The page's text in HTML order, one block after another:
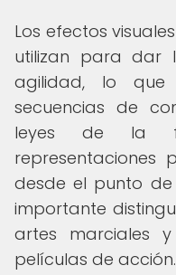
Los efectos
utilizan para dar
agilidad, lo
secuencias de
leyes de la
representaciones
desde el punto
importante
artes marciales
películas de acción.